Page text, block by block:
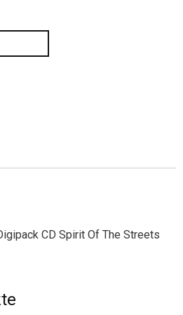
CD Spirit Of The Streets